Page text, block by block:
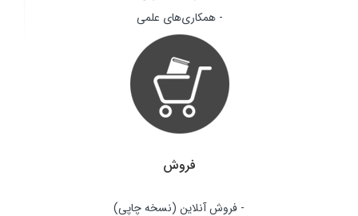
- همکاری‌های علمی
فروش
- فروش آنلاین (نسخه چاپی)